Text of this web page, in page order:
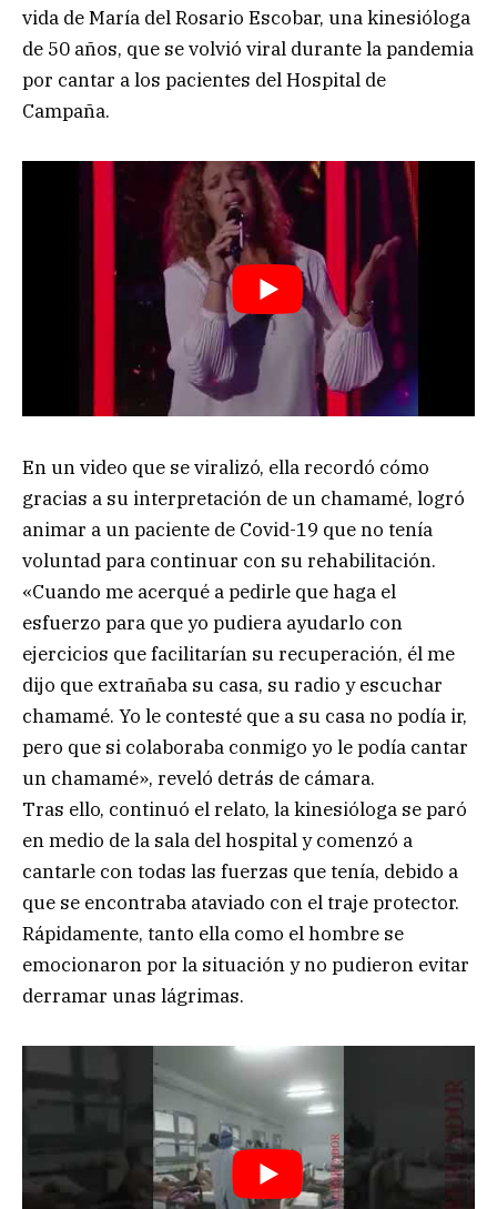
vida de María del Rosario Escobar, una kinesióloga
de 50 años, que se volvió viral durante la pandemia
por cantar a los pacientes del Hospital de
Campaña.
En un video que se viralizó, ella recordó cómo
gracias a su interpretación de un chamamé, logró
animar a un paciente de Covid-19 que no tenía
voluntad para continuar con su rehabilitación.
«Cuando me acerqué a pedirle que haga el
esfuerzo para que yo pudiera ayudarlo con
ejercicios que facilitarían su recuperación, él me
dijo que extrañaba su casa, su radio y escuchar
chamamé. Yo le contesté que a su casa no podía ir,
pero que si colaboraba conmigo yo le podía cantar
un chamamé», reveló detrás de cámara.
Tras ello, continuó el relato, la kinesióloga se paró
en medio de la sala del hospital y comenzó a
cantarle con todas las fuerzas que tenía, debido a
que se encontraba ataviado con el traje protector.
Rápidamente, tanto ella como el hombre se
emocionaron por la situación y no pudieron evitar
derramar unas lágrimas.